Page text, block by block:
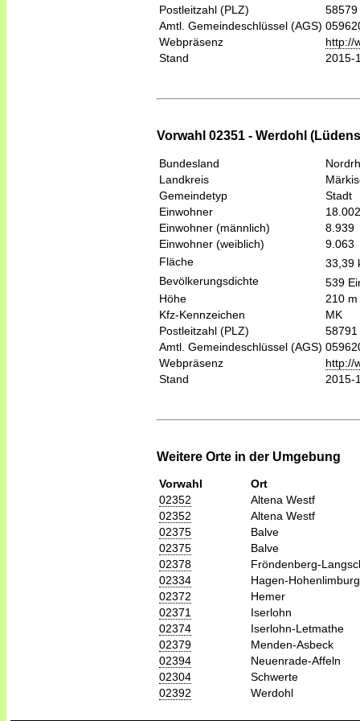
Postleitzahl (PLZ)
58579
Amtl. Gemeindeschlüssel (AGS)
Webpräsenz
http://
Stand
2015-
Vorwahl 02351 - Werdohl
Bundesland
Landkreis
Gemeindetyp
Stadt
Einwohner
18.002
Einwohner (männlich)
8.939
Einwohner (weiblich)
9.063
Fläche
33,39
Bevölkerungsdichte
539
Höhe
210
Kfz-Kennzeichen
MK
Postleitzahl (PLZ)
58791
Amtl. Gemeindeschlüssel (AGS)
Webpräsenz
http://
Stand
2015-
Weitere Orte in der Umgebung
Vorwahl
Ort
02352
Altena Westf
02352
Altena Westf
02375
Balve
02375
Balve
02378
Fröndenberg-
02334
Hagen-Hohenlimburg
02372
Hemer
02371
Iserlohn
02374
Iserlohn-Letmathe
02379
Menden-Asbeck
02394
Neuenrade-Affeln
02304
Schwerte
02392
Werdohl